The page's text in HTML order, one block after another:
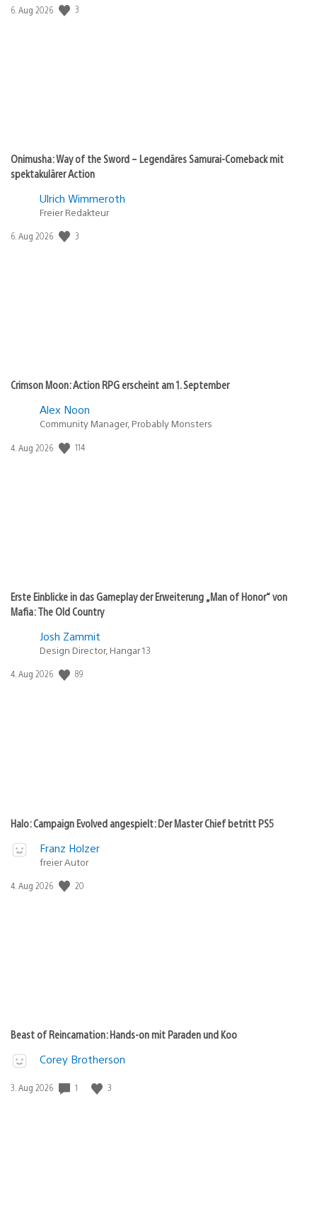
Veröffentlichungsdatum:
6. Aug 2026 3
Onimusha: Way of the Sword – Legendäres Samurai-Comeback mit
spektakulärer Action
Ulrich Wimmeroth
Freier Redakteur
Veröffentlichungsdatum:
6. Aug 2026 3
Crimson Moon: Action RPG erscheint am 1. September
Alex Noon
Community Manager, Probably Monsters
Veröffentlichungsdatum:
4. Aug 2026 114
Erste Einblicke in das Gameplay der Erweiterung „Man of Honor“ von
Mafia: The Old Country
Josh Zammit
Design Director, Hangar 13
Veröffentlichungsdatum:
4. Aug 2026 89
Halo: Campaign Evolved angespielt: Der Master Chief betritt PS5
Franz Holzer
freier Autor
Veröffentlichungsdatum:
4. Aug 2026 20
Beast of Reincarnation: Hands-on mit Paraden und Koo
Corey Brotherson
Veröffentlichungsdatum:
3. Aug 2026 1 3